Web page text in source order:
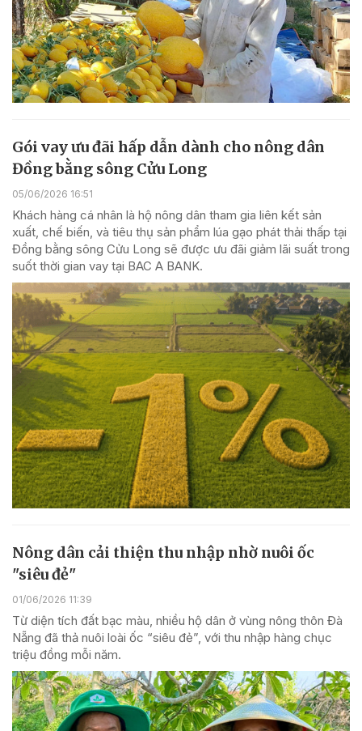
Gói vay ưu đãi hấp dẫn dành cho nông dân
Đồng bằng sông Cửu Long
05/06/2026 16:51
Khách hàng cá nhân là hộ nông dân tham gia liên kết sản
xuất, chế biến, và tiêu thụ sản phẩm lúa gạo phát thải thấp tại
Đồng bằng sông Cửu Long sẽ được ưu đãi giảm lãi suất trong
suốt thời gian vay tại BAC A BANK.
Nông dân cải thiện thu nhập nhờ nuôi ốc
"siêu đẻ"
01/06/2026 11:39
Từ diện tích đất bạc màu, nhiều hộ dân ở vùng nông thôn Đà
Nẵng đã thả nuôi loài ốc “siêu đẻ”, với thu nhập hàng chục
triệu đồng mỗi năm.